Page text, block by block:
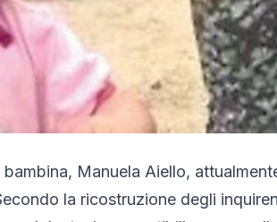
bambina, Manuela Aiello,
la ricostruzione degli